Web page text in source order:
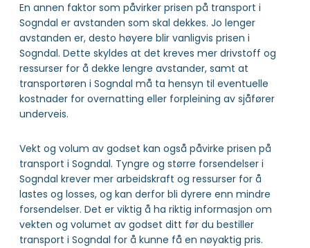
En annen faktor som påvirker prisen på transport i
Sogndal er avstanden som skal dekkes. Jo lenger
avstanden er, desto høyere blir vanligvis prisen i
Sogndal. Dette skyldes at det kreves mer drivstoff og
ressurser for å dekke lengre avstander, samt at
transportøren i Sogndal må ta hensyn til eventuelle
kostnader for overnatting eller forpleining av sjåfører
underveis.
Vekt og volum av godset kan også påvirke prisen på
transport i Sogndal. Tyngre og større forsendelser i
Sogndal krever mer arbeidskraft og ressurser for å
lastes og losses, og kan derfor bli dyrere enn mindre
forsendelser. Det er viktig å ha riktig informasjon om
vekten og volumet av godset ditt før du bestiller
transport i Sogndal for å kunne få en nøyaktig pris.